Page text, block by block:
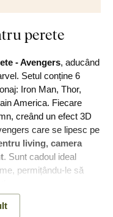
perete
- Avengers, aducând
Setul conține 6
Iron Man, Thor,
America. Fiecare
creând un efect 3D
care se lipesc pe
living, camera
. Sunt cadoul ideal
permițându-le să
curajul, dreptatea și